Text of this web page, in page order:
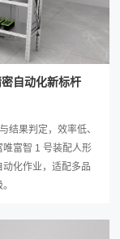
自动化新标杆
结果判定，效率低、
富智 1 号装配人形
化作业，适配多品